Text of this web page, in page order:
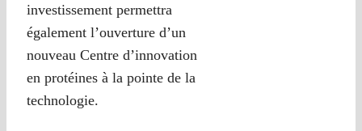
investissement permettra
également l’ouverture d’un
nouveau Centre d’innovation
en protéines à la pointe de la
technologie.